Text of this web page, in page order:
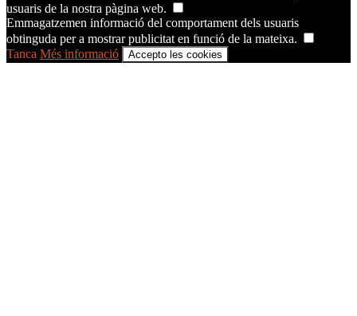
usuaris de la nostra pàgina web.
Emmagatzemen informació del comportament dels usuaris
obtinguda per a mostrar publicitat en funció de la mateixa.
Tanca Més informació Accepto les cookies